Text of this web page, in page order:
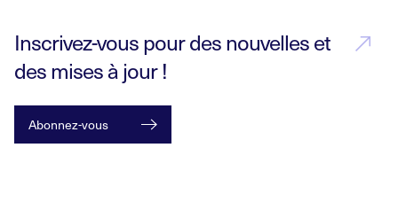
Inscrivez-vous pour des nouvelles et
des mises à jour !
Abonnez-vous